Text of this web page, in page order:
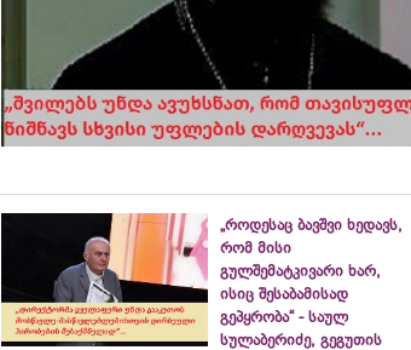
„როდესაც ბავშვი ხედავს,
რომ მისი
გულშემატკივარი ხარ,
ისიც შესაბამისად
გეპყრობა“ - საულ
სულაბერიძე, გეგუთის